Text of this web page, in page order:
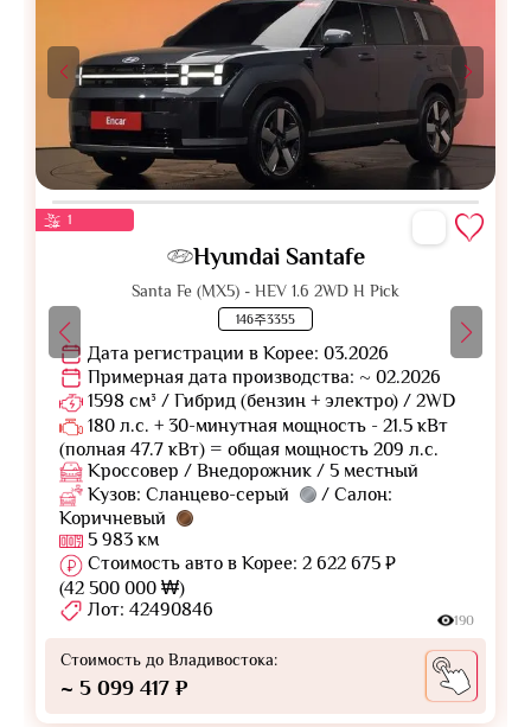
1
Hyundai Santafe
Santa Fe (MX5) - HEV 1.6 2WD H Pick
146주3355
Дата регистрации в Корее: 03.2026
Примерная дата производства: ~ 02.2026
1598 см³ / Гибрид (бензин + электро) / 2WD
180 л.с. + 30-минутная мощность - 21.5 кВт
(полная 47.7 кВт) = общая мощность 209 л.с.
Кроссовер / Внедорожник / 5 местный
Кузов: Сланцево-серый
/ Салон:
Коричневый
5 983 км
Стоимость авто в Корее: 2 622 675 ₽
(42 500 000 ₩)
Лот: 42490846
190
Стоимость до Владивостока:
~ 5 099 417 ₽